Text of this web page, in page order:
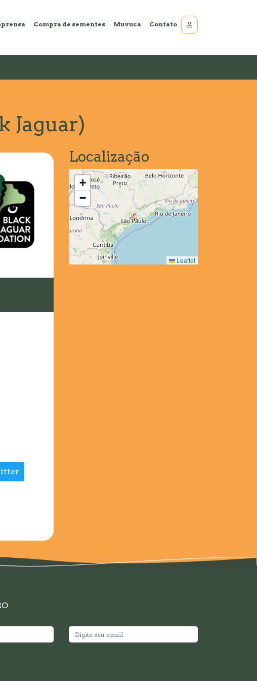
Compra de sementes Muvuca Contato
Jaguar)
Localização
+
−
Leaflet